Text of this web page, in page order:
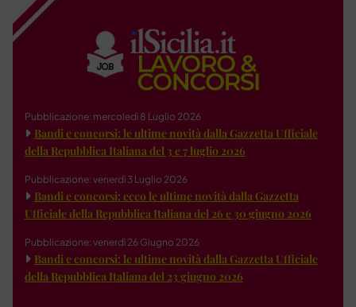
Pubblicazione: mercoledì 8 Luglio 2026
Bandi e concorsi: le ultime novità dalla Gazzetta Ufficiale
della Repubblica Italiana del 3 e 7 luglio 2026
Pubblicazione: venerdì 3 Luglio 2026
Bandi e concorsi: ecco le ultime novità dalla Gazzetta
Ufficiale della Repubblica Italiana del 26 e 30 giugno 2026
Pubblicazione: venerdì 26 Giugno 2026
Bandi e concorsi: le ultime novità dalla Gazzetta Ufficiale
della Repubblica Italiana del 23 giugno 2026